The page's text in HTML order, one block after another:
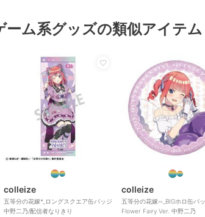
ーム系グッズの類似アイテム
colleize
五等分の花嫁*_ロングスクエア缶バッジ
中野二乃/配信者なりきり
colleize
五等分の花嫁∽_BIGホロ缶バ
Flower Fairy Ver. 中野二乃